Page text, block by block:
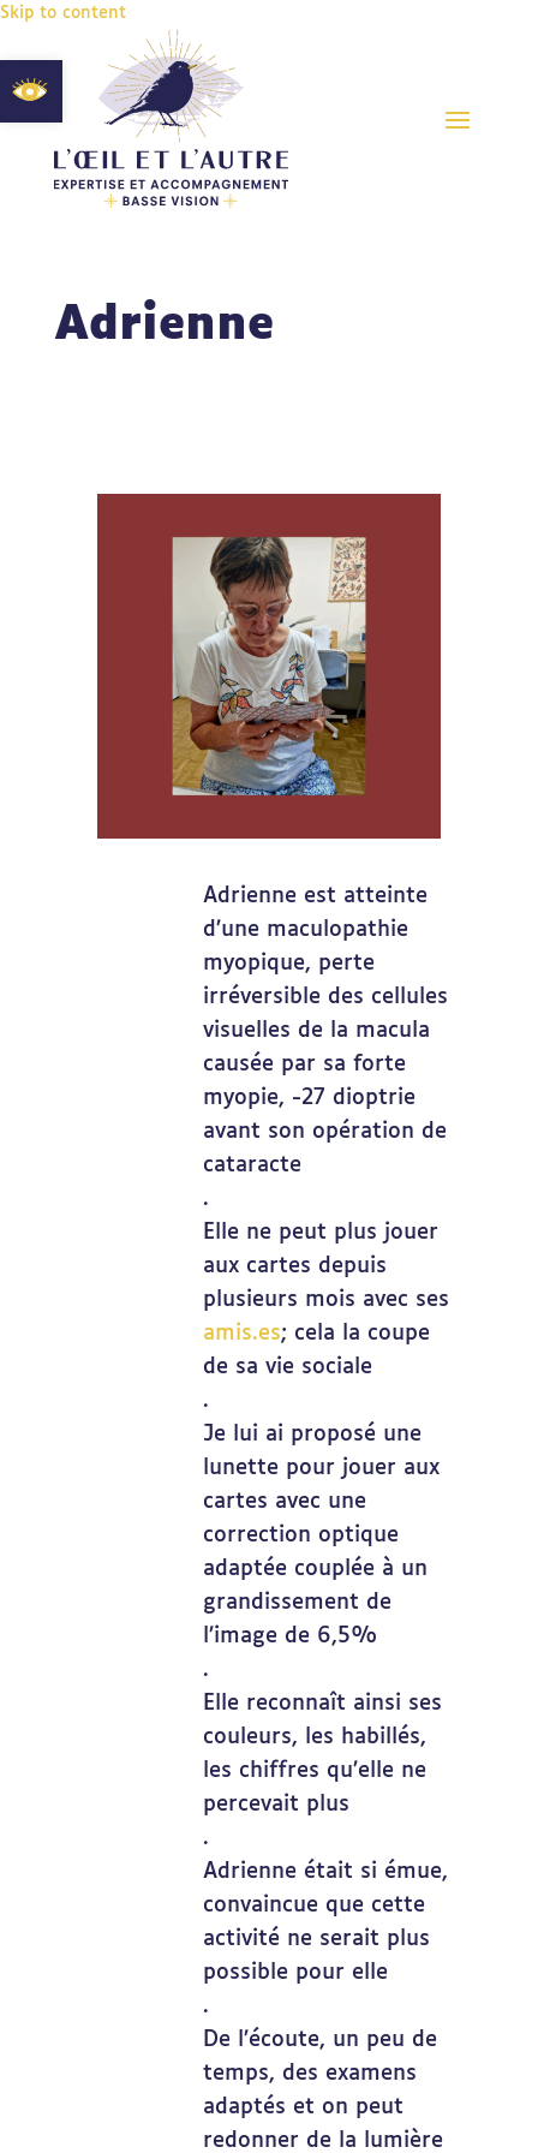
Skip to content
Ouvrir la barre d’outils
Adrienne
Adrienne est atteinte
d’une maculopathie
myopique, perte
irréversible des cellules
visuelles de la macula
causée par sa forte
myopie, -27 dioptrie
avant son opération de
cataracte
.
Elle ne peut plus jouer
aux cartes depuis
plusieurs mois avec ses
amis.es; cela la coupe
de sa vie sociale
.
Je lui ai proposé une
lunette pour jouer aux
cartes avec une
correction optique
adaptée couplée à un
grandissement de
l’image de 6,5%
.
Elle reconnaît ainsi ses
couleurs, les habillés,
les chiffres qu’elle ne
percevait plus
.
Adrienne était si émue,
convaincue que cette
activité ne serait plus
possible pour elle
.
De l’écoute, un peu de
temps, des examens
adaptés et on peut
redonner de la lumière